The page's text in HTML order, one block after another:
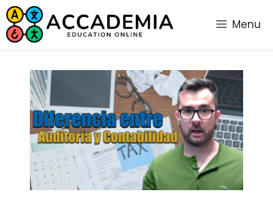
Saltar
al
contenido
Menu